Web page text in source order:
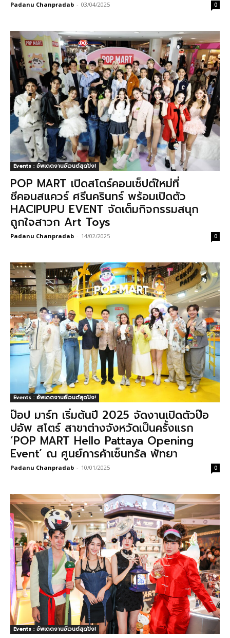
Padanu Chanpradab - 03/04/2025 0
Events : อัพเดตงานอีเวนต์สุดปัง!
POP MART เปิดสโตร์คอนเซ็ปต์ใหม่ที่
ซีคอนสแควร์ ศรีนครินทร์ พร้อมเปิดตัว
HACIPUPU EVENT จัดเต็มกิจกรรมสนุก
ถูกใจสาวก Art Toys
Padanu Chanpradab - 14/02/2025 0
Events : อัพเดตงานอีเวนต์สุดปัง!
ป๊อป มาร์ท เริ่มต้นปี 2025 จัดงานเปิดตัวป๊อ
ปอัพ สโตร์ สาขาต่างจังหวัดเป็นครั้งแรก
‘POP MART Hello Pattaya Opening
Event’ ณ ศูนย์การค้าเซ็นทรัล พัทยา
Padanu Chanpradab - 10/01/2025 0
Events : อัพเดตงานอีเวนต์สุดปัง!